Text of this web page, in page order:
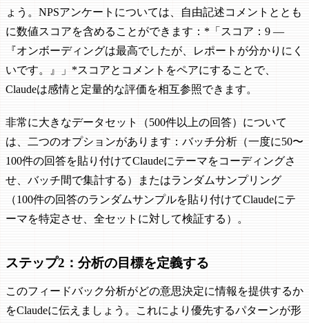
ょう。NPSアンケートについては、自由記述コメントととも
に数値スコアを含めることができます：*「スコア：9 —
『オンボーディングは最高でしたが、レポートが分かりにく
いです。』」*スコアとコメントをペアにすることで、
Claudeは感情と定量的な評価を相互参照できます。
非常に大きなデータセット（500件以上の回答）について
は、二つのオプションがあります：バッチ分析（一度に50〜
100件の回答を貼り付けてClaudeにテーマをコーディングさ
せ、バッチ間で集計する）またはランダムサンプリング
（100件の回答のランダムサンプルを貼り付けてClaudeにテ
ーマを特定させ、全セットに対して検証する）。
ステップ2：分析の目標を定義する
このフィードバック分析がどの意思決定に情報を提供するか
をClaudeに伝えましょう。これにより優先するパターンが形